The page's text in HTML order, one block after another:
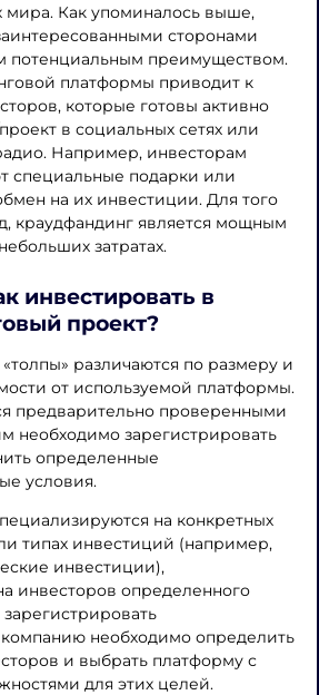
мира. Как упоминалось выше,
сторонами
потенциальным преимуществом.
платформы приводит к
которые готовы активно
в социальных сетях или
Например, инвесторам
специальные подарки или
на их инвестиции. Для того
краудфандинг является мощным
затратах.
инвестировать в
проект?
«толпы» различаются по размеру и
от используемой платформы.
предварительно проверенными
необходимо зарегистрировать
определенные
условия.
на конкретных
типах инвестиций (например,
инвестиции),
инвесторов определенного
необходимо определить
и выбрать платформу с
для этих целей.